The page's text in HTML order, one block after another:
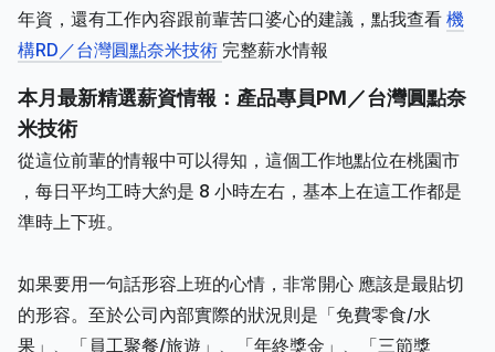
年資，還有工作內容跟前輩苦口婆心的建議，點我查看 機
構RD／台灣圓點奈米技術 完整薪水情報
本月最新精選薪資情報：產品專員PM／台灣圓點奈
米技術
從這位前輩的情報中可以得知，這個工作地點位在桃園市
，每日平均工時大約是 8 小時左右，基本上在這工作都是
準時上下班。
如果要用一句話形容上班的心情，非常開心 應該是最貼切
的形容。至於公司內部實際的狀況則是「免費零食/水
果」、「員工聚餐/旅遊」、「年終獎金」、「三節獎